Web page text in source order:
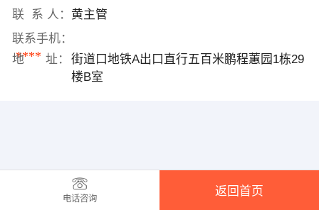
联 系 人： 黄主管
联系手机：
****
地 址：
街道口地铁A出口直行五百米鹏程蕙园1栋29
楼B室
电话咨询
返回首页